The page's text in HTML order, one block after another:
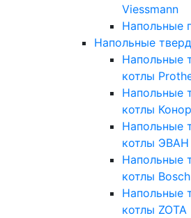
Viessmann
Напольные
Напольные
Напольные
котлы
Напольные
котлы
Напольные
котлы ЭВАН
Напольные
котлы Bosch
Напольные
котлы ZOTA